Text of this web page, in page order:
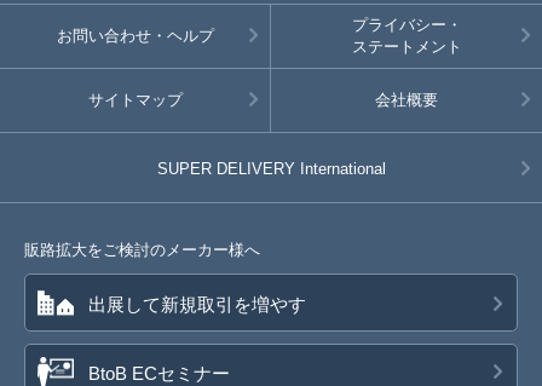
お問い合わせ・ヘルプ
プライバシー・
ステートメント
サイトマップ 会社概要
SUPER DELIVERY International
販路拡大をご検討のメーカー様へ
出展して新規取引を増やす
BtoB ECセミナー